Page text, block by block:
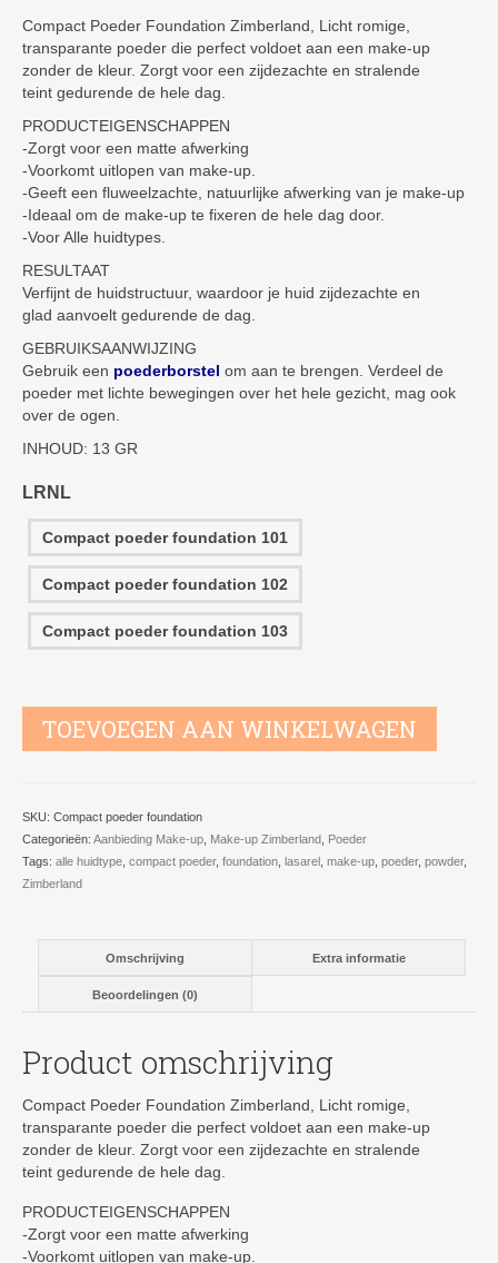
Compact Poeder Foundation Zimberland, Licht romige,
transparante poeder die perfect voldoet aan een make-up
zonder de kleur. Zorgt voor een zijdezachte en stralende
teint gedurende de hele dag.
PRODUCTEIGENSCHAPPEN
-Zorgt voor een matte afwerking
-Voorkomt uitlopen van make-up.
-Geeft een fluweelzachte, natuurlijke afwerking van je make-up
-Ideaal om de make-up te fixeren de hele dag door.
-Voor Alle huidtypes.
RESULTAAT
Verfijnt de huidstructuur, waardoor je huid zijdezachte en
glad aanvoelt gedurende de dag.
GEBRUIKSAANWIJZING
Gebruik een poederborstel om aan te brengen. Verdeel de
poeder met lichte bewegingen over het hele gezicht, mag ook
over de ogen.
INHOUD: 13 GR
LRNL
Compact poeder foundation 101
Compact poeder foundation 102
Compact poeder foundation 103
Poeder
TOEVOEGEN AAN WINKELWAGEN
SKU: Compact poeder foundation
Categorieën: Aanbieding Make-up Make-up Zimberland Poeder
Tags: alle huidtype compact poeder, foundation lasarel make-up poeder, powder,
Zimberland
Omschrijving Extra informatie
Beoordelingen (0)
Product omschrijving
Compact Poeder Foundation Zimberland, Licht romige,
transparante poeder die perfect voldoet aan een make-up
zonder de kleur. Zorgt voor een zijdezachte en stralende
teint gedurende de hele dag.
PRODUCTEIGENSCHAPPEN
-Zorgt voor een matte afwerking
-Voorkomt uitlopen van make-up.